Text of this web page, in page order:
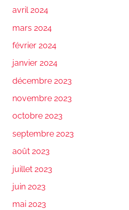
avril 2024
mars 2024
février 2024
janvier 2024
décembre 2023
novembre 2023
octobre 2023
septembre 2023
août 2023
juillet 2023
juin 2023
mai 2023